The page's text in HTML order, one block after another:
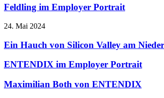
Feldling im Employer Portrait
24. Mai 2024
Ein Hauch von Silicon Valley am
ENTENDIX im Employer Portrait
Maximilian Both von ENTENDIX